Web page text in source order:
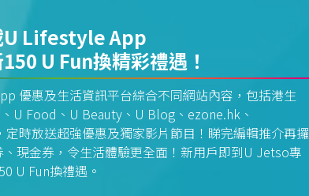
U Lifestyle App
U Fun換精彩禮遇！
優惠及生活資訊平台綜合不同網站內容，包括港生
U Food、U Beauty、U Blog、ezone.hk、
定時放送超強優惠及獨家影片節目！睇完編輯推介再攞
、現金券，令生活體驗更全面！新用戶即到U Jetso專
U Fun換禮遇。